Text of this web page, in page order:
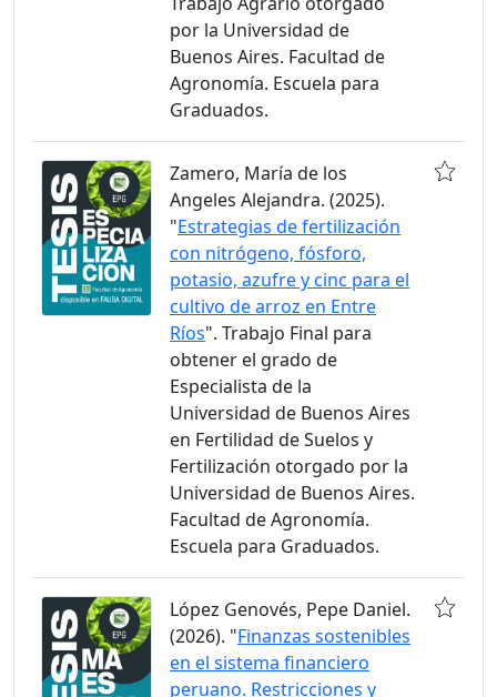
por la Universidad de
Buenos Aires. Facultad de
Agronomía. Escuela para
Graduados.
Zamero, María de los
Angeles Alejandra. (2025).
"Estrategias de fertilización
con nitrógeno, fósforo,
potasio, azufre y cinc para el
cultivo de arroz en Entre
Ríos". Trabajo Final para
obtener el grado de
Especialista de la
Universidad de Buenos Aires
en Fertilidad de Suelos y
Fertilización otorgado por la
Universidad de Buenos Aires.
Facultad de Agronomía.
Escuela para Graduados.
López Genovés, Pepe Daniel.
(2026). "Finanzas sostenibles
en el sistema financiero
peruano. Restricciones y